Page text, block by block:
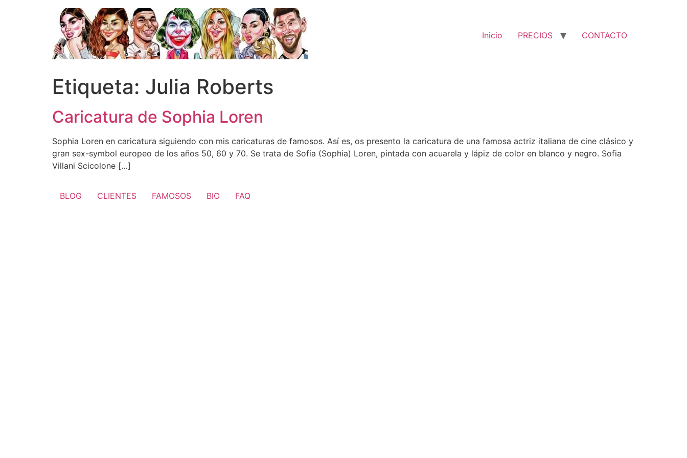
Inicio PRECIOS CONTACTO
Etiqueta: Julia Roberts
Caricatura de Sophia Loren
Sophia Loren en caricatura siguiendo con mis caricaturas de famosos. Así es, os presento la caricatura de una famosa actriz italiana de cine clásico y
gran sex-symbol europeo de los años 50, 60 y 70. Se trata de Sofia (Sophia) Loren, pintada con acuarela y lápiz de color en blanco y negro. Sofia
Villani Scicolone […]
BLOG CLIENTES FAMOSOS BIO FAQ